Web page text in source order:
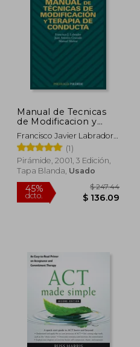
45%
dcto.
Manual de Tecnicas
de Modificacion y
Terapia de Conducta
Francisco Javier Labrador
Encinas,Juan Antonio
Cruzado Rodríguez,Manuel
Muñoz López
(1)
Pirámide, 2001, 3 Edición,
Tapa Blanda, Usado
45%
dcto.